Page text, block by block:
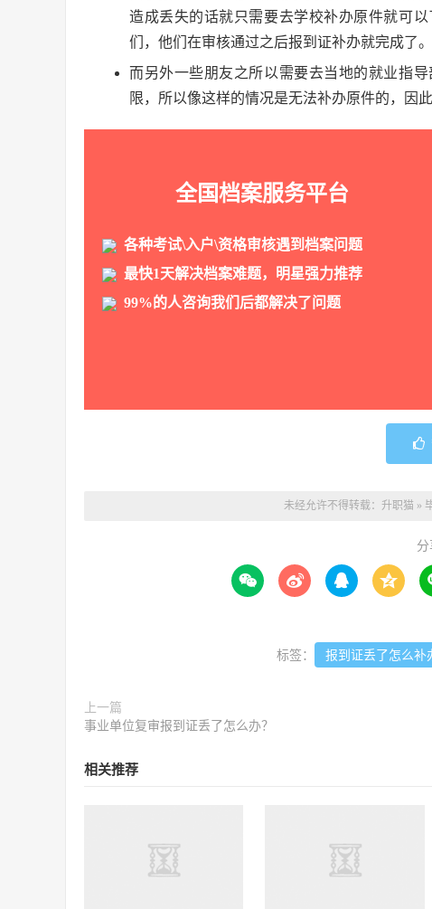
造成丢失的话就只需要去学校补办原件就可
们，他们在审核通过之后报到证补办就完成了。
而另外一些朋友之所以需要去当地的就业指
限，所以像这样的情况是无法补办原件的，因
全国档案服务平台
各种考试\入户\资格审核遇到档案问题
最快1天解决档案难题，明星强力推荐
99%的人咨询我们后都解决了问题
未经允许不得转载： 升职猫 »
分
   
标签： 报到证丢了怎么补
上一篇
事业单位复审报到证丢了怎么办？
相关推荐